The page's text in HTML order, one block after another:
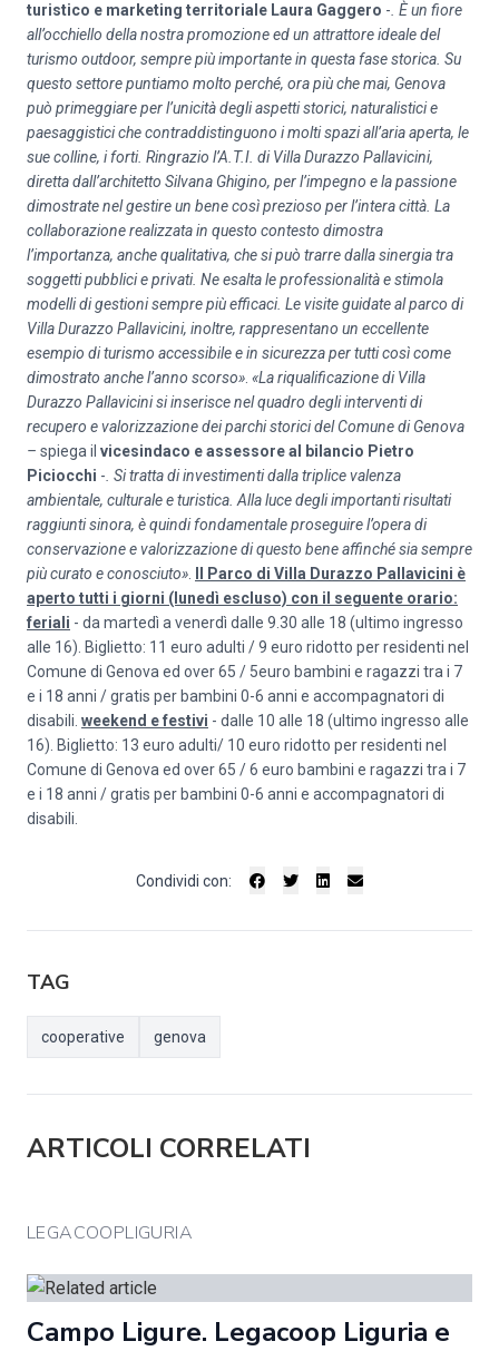
turistico e marketing territoriale Laura Gaggero - . È un fiore
all’occhiello della nostra promozione ed un attrattore ideale del
turismo outdoor, sempre più importante in questa fase storica. Su
questo settore puntiamo molto perché, ora più che mai, Genova
può primeggiare per l’unicità degli aspetti storici, naturalistici e
paesaggistici che contraddistinguono i molti spazi all’aria aperta, le
sue colline, i forti. Ringrazio l’A.T.I. di Villa Durazzo Pallavicini,
diretta dall’architetto Silvana Ghigino, per l’impegno e la passione
dimostrate nel gestire un bene così prezioso per l’intera città. La
collaborazione realizzata in questo contesto dimostra
l’importanza, anche qualitativa, che si può trarre dalla sinergia tra
soggetti pubblici e privati. Ne esalta le professionalità e stimola
modelli di gestioni sempre più efficaci. Le visite guidate al parco di
Villa Durazzo Pallavicini, inoltre, rappresentano un eccellente
esempio di turismo accessibile e in sicurezza per tutti così come
dimostrato anche l’anno scorso» «La riqualificazione di Villa
Durazzo Pallavicini si inserisce nel quadro degli interventi di
recupero e valorizzazione dei parchi storici del Comune di Genova
– spiega il vicesindaco e assessore al bilancio Pietro
Piciocchi - . Si tratta di investimenti dalla triplice valenza
ambientale, culturale e turistica. Alla luce degli importanti risultati
raggiunti sinora, è quindi fondamentale proseguire l’opera di
conservazione e valorizzazione di questo bene affinché sia sempre
più curato e conosciuto»
Il Parco di Villa Durazzo Pallavicini è
aperto tutti i giorni (lunedì escluso) con il seguente orario:
feriali - da martedì a venerdì dalle 9.30 alle 18 (ultimo ingresso
alle 16). Biglietto: 11 euro adulti / 9 euro ridotto per residenti nel
Comune di Genova ed over 65 / 5euro bambini e ragazzi tra i 7
e i 18 anni / gratis per bambini 0-6 anni e accompagnatori di
disabili. weekend e festivi - dalle 10 alle 18 (ultimo ingresso alle
16). Biglietto: 13 euro adulti/ 10 euro ridotto per residenti nel
Comune di Genova ed over 65 / 6 euro bambini e ragazzi tra i 7
e i 18 anni / gratis per bambini 0-6 anni e accompagnatori di
disabili.
Condividi con:
TAG
cooperative genova
ARTICOLI CORRELATI
LEGACOOPLIGURIA
Campo Ligure. Legacoop Liguria e